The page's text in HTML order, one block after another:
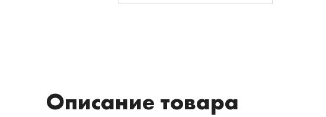
Описание товара